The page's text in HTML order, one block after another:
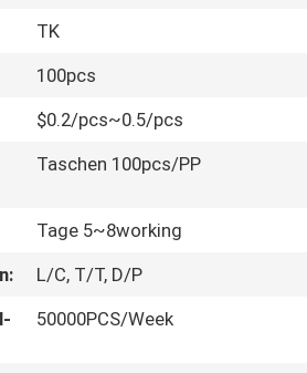
TK
100pcs
$0.2/pcs~0.5/pcs
Taschen 100pcs/PP
Tage 5~8working
L/C, T/T, D/P
50000PCS/Week